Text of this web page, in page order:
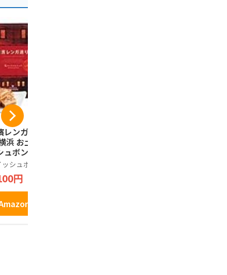
レンガ通り12個
浜 お土産 ウイ
ュボン お取り寄
フト 贈答用 お
焼菓子 お年賀
元 お歳暮 帰省
プレゼント お
シュボン
円
で見る